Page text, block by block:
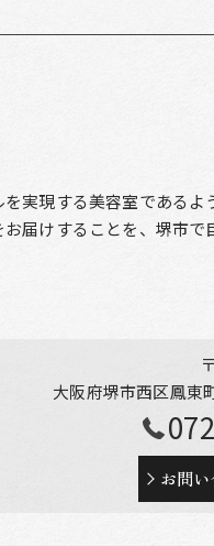
実現する美容室であるよ
届けすることを、堺市で
大阪府堺市西区鳳東
お問